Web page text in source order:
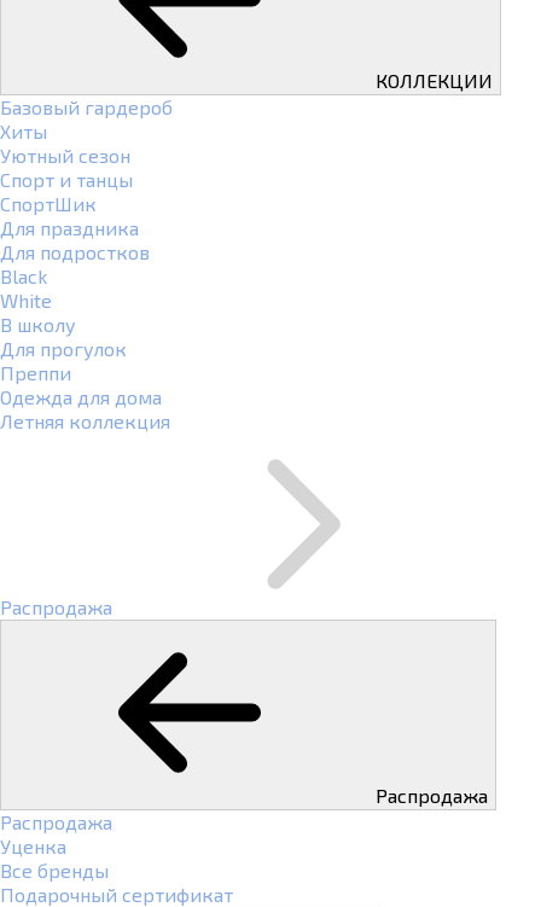
КОЛЛЕКЦИИ
Базовый гардероб
Хиты
Уютный сезон
Спорт и танцы
СпортШик
Для праздника
Для подростков
Black
White
В школу
Для прогулок
Преппи
Одежда для дома
Летняя коллекция
Распродажа
Распродажа
Распродажа
Уценка
Все бренды
Подарочный сертификат